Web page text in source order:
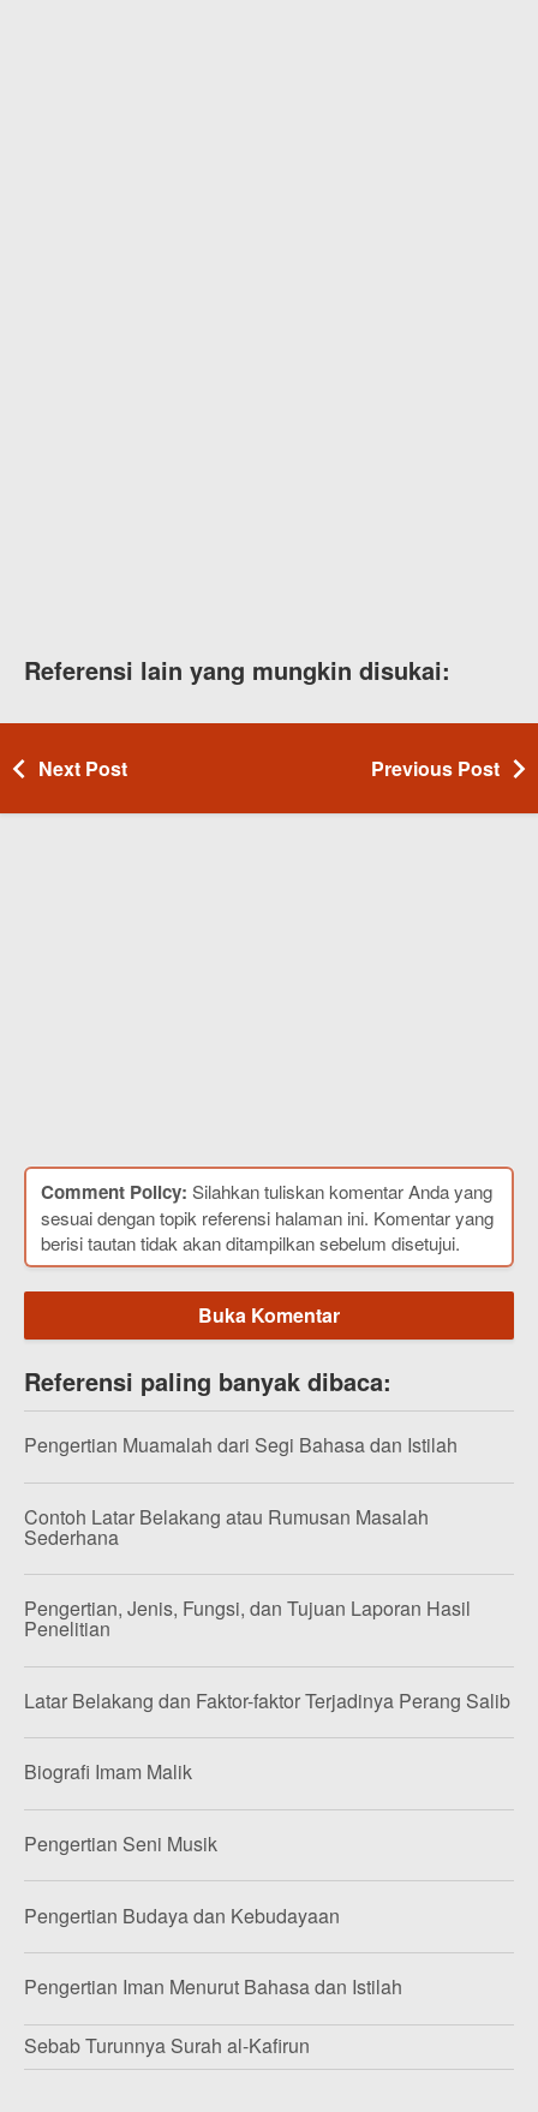
Referensi lain yang mungkin disukai:
Next Post Previous Post
Comment Policy: Silahkan tuliskan komentar Anda yang
sesuai dengan topik referensi halaman ini. Komentar yang
berisi tautan tidak akan ditampilkan sebelum disetujui.
Buka Komentar
Referensi paling banyak dibaca:
Pengertian Muamalah dari Segi Bahasa dan Istilah
Contoh Latar Belakang atau Rumusan Masalah
Sederhana
Pengertian, Jenis, Fungsi, dan Tujuan Laporan Hasil
Penelitian
Latar Belakang dan Faktor-faktor Terjadinya Perang Salib
Biografi Imam Malik
Pengertian Seni Musik
Pengertian Budaya dan Kebudayaan
Pengertian Iman Menurut Bahasa dan Istilah
Sebab Turunnya Surah al-Kafirun